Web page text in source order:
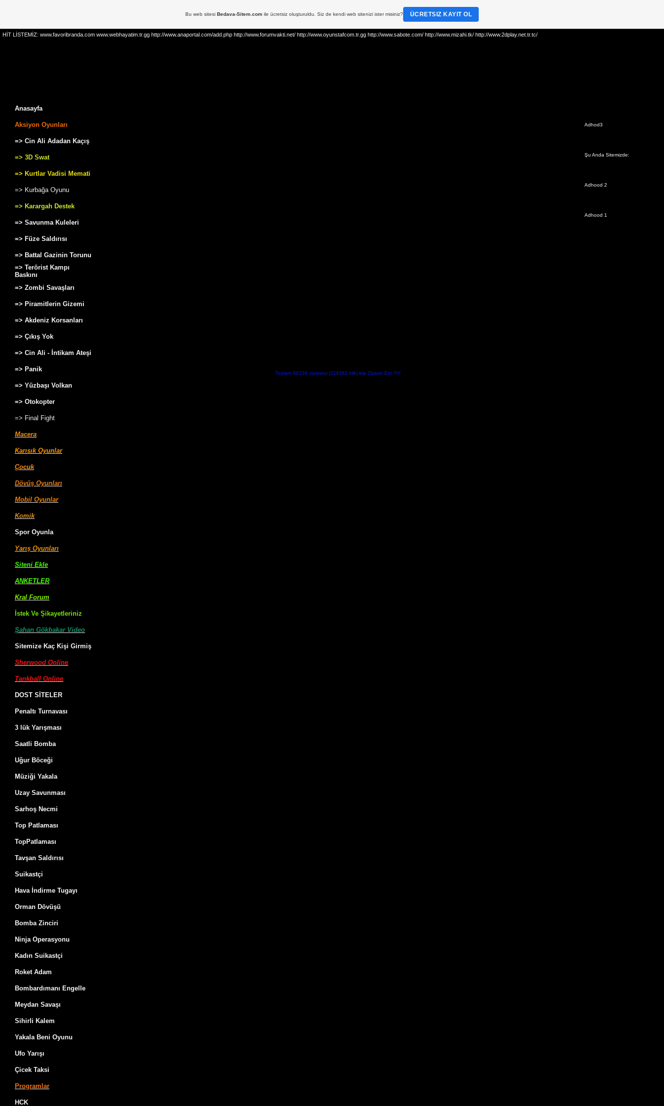
HİT LİSTEMİZ: www.favoribranda.com www.webhayatim.tr.gg http://www.anaportal.com/add.php http://www.forumvakti.net/ http://www.oyunstafcom.tr.gg http://www.sabote.com/ http://www.mizahi.tk/ http://www.2dplay.net.tr.tc/
Anasayfa
Aksiyon Oyunları
=> Cin Ali Adadan Kaçış
=> 3D Swat
=> Kurtlar Vadisi Memati
=> Kurbağa Oyunu
=> Karargah Destek
=> Savunma Kuleleri
=> Füze Saldırısı
=> Battal Gazinin Torunu
=> Terörist Kampı
Baskını
=> Zombi Savaşları
=> Piramitlerin Gizemi
=> Akdeniz Korsanları
=> Çıkış Yok
=> Cin Ali - İntikam Ateşi
=> Panik
=> Yüzbaşı Volkan
=> Otokopter
=> Final Fight
Macera
Karısık Oyunlar
Çocuk
Dövüş Oyunları
Mobil Oyunlar
Komik
Spor Oyunla
Yarış Oyunları
Siteni Ekle
ANKETLER
Kral Forum
İstek Ve Şikayetleriniz
Şahan Gökbakar Video
Sitemize Kaç Kişi Girmiş
Sherwood Online
Tankball Online
DOST SİTELER
Penaltı Turnavası
3 lük Yarışması
Saatli Bomba
Uğur Böceği
Müziği Yakala
Uzay Savunması
Sarhoş Necmi
Top Patlaması
TopPatlaması
Tavşan Saldırısı
Suikastçi
Hava İndirme Tugayı
Orman Dövüşü
Bomba Zinciri
Ninja Operasyonu
Kadın Suikastçi
Roket Adam
Bombardımanı Engelle
Meydan Savaşı
Sihirli Kalem
Yakala Beni Oyunu
Ufo Yarışı
Çicek Taksi
Programlar
HCK
Toplam 66239 ziyaretçi (114382 klik) kişi Ziyaret Etti !!!!!
Adhod3
Şu Anda Sitemizde:
Adhood 2
Adhood 1
Bu web sitesi Bedava-Sitem.comile ücretsiz oluşturuldu. Siz de kendi web sitenizi ister misiniz? ÜCRETSIZ KAYIT OL